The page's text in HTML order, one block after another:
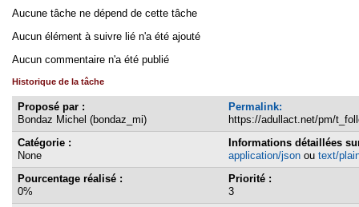
Aucune tâche ne dépend de cette tâche
Aucun élément à suivre lié n'a été ajouté
Aucun commentaire n'a été publié
Historique de la tâche
Proposé par :
Bondaz Michel (bondaz_mi)
Permalink:
https://adullact.net/pm/
Catégorie :
None
Informations détaillées
application/jsonou text/
Pourcentage réalisé :
0%
Priorité :
3